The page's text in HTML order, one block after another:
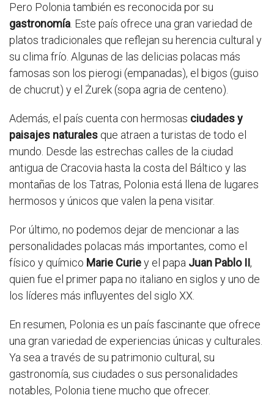
Pero Polonia también es reconocida por su
gastronomía . Este país ofrece una gran variedad de
platos tradicionales que reflejan su herencia cultural y
su clima frío. Algunas de las delicias polacas más
famosas son los pierogi (empanadas), el bigos (guiso
de chucrut) y el Żurek (sopa agria de centeno).
Además, el país cuenta con hermosas ciudades y
paisajes naturales que atraen a turistas de todo el
mundo. Desde las estrechas calles de la ciudad
antigua de Cracovia hasta la costa del Báltico y las
montañas de los Tatras, Polonia está llena de lugares
hermosos y únicos que valen la pena visitar.
Por último, no podemos dejar de mencionar a las
personalidades polacas más importantes, como el
físico y químico Marie Curiey el papa Juan Pablo II,
quien fue el primer papa no italiano en siglos y uno de
los líderes más influyentes del siglo XX.
En resumen, Polonia es un país fascinante que ofrece
una gran variedad de experiencias únicas y culturales.
Ya sea a través de su patrimonio cultural, su
gastronomía, sus ciudades o sus personalidades
notables, Polonia tiene mucho que ofrecer.